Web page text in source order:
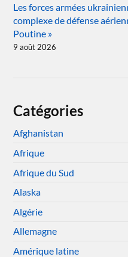
Les forces armées
complexe de défense
Poutine »
9 août 2026
Catégories
Afghanistan
Afrique
Afrique du Sud
Alaska
Algérie
Allemagne
Amérique latine